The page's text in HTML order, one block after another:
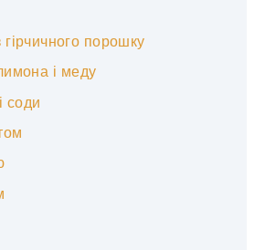
порошку
і меду
соди